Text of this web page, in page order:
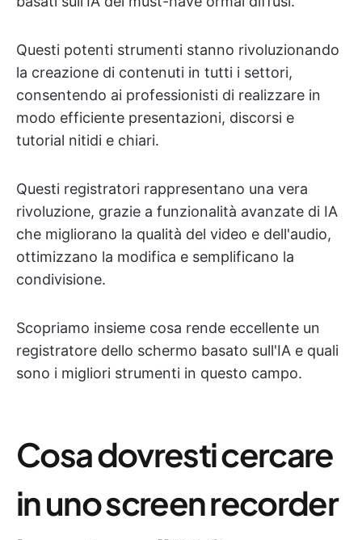
Questi potenti strumenti stanno rivoluzionando
la creazione di contenuti in tutti i settori,
consentendo ai professionisti di realizzare in
modo efficiente presentazioni, discorsi e
tutorial nitidi e chiari.
Questi registratori rappresentano una vera
rivoluzione, grazie a funzionalità avanzate di IA
che migliorano la qualità del video e dell'audio,
ottimizzano la modifica e semplificano la
condivisione.
Scopriamo insieme cosa rende eccellente un
registratore dello schermo basato sull'IA e quali
sono i migliori strumenti in questo campo.
Cosa dovresti cercare
in uno screen recorder